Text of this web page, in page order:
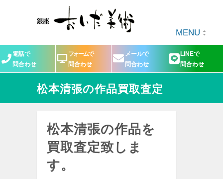
MENU
電話で
問合わせ
フォームで
問合わせ
メールで
問合わせ
LINEで
問合わせ
松本清張の作品買取査定
松本清張の作品を
買取査定致しま
す。